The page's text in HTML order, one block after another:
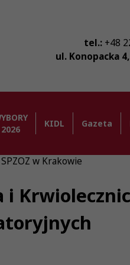
tel.: +48
ul. Konopacka 4,
2026
KIDL Gazeta
w Krakowie
i